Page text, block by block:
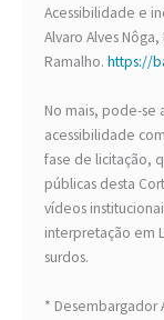
Acessibilidade e
Alvaro Alves
Ramalho. https://
No mais, pode-se
acessibilidade
fase de licitação,
públicas desta
vídeos
interpretação em
surdos.
* Desembargador